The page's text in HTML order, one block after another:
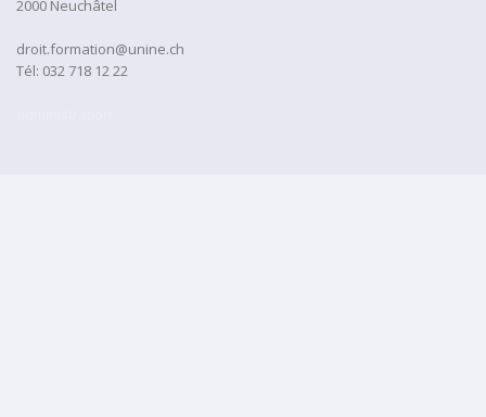
2000 Neuchâtel
droit.formation@unine.ch
Tél: 032 718 12 22